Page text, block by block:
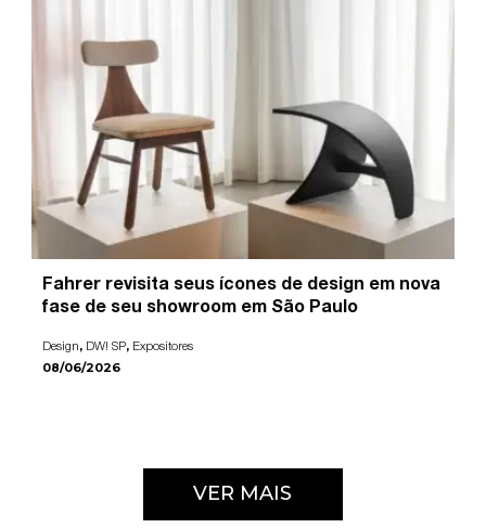
Fahrer revisita seus ícones de design em nova
fase de seu showroom em São Paulo
Design, DW! SP, Expositores
08/06/2026
VER MAIS